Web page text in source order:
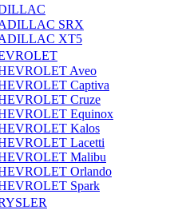
SRX
XT5
Aveo
Captiva
Cruze
Equinox
Kalos
Lacetti
Malibu
Orlando
Spark